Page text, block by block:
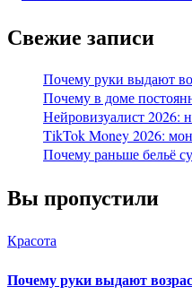
Свежие записи
Почему руки выдают
Почему в доме
Нейровизуалист 2026:
TikTok Money 2026:
Почему раньше бельё
Вы пропустили
Красота
Почему руки выдают